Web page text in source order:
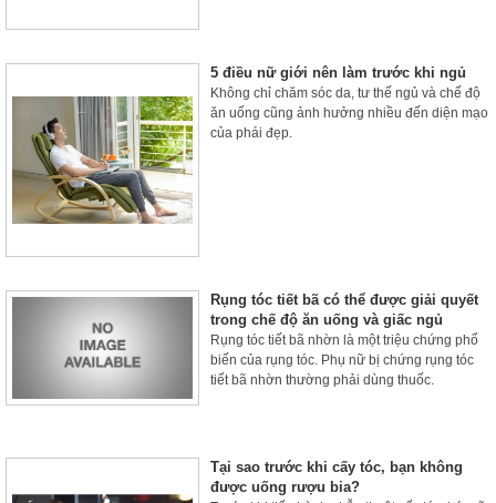
5 điều nữ giới nên làm trước khi ngủ
Không chỉ chăm sóc da, tư thế ngủ và chế độ
ăn uống cũng ảnh hưởng nhiều đến diện mạo
của phái đẹp.
Rụng tóc tiết bã có thể được giải quyết
trong chế độ ăn uống và giấc ngủ
Rụng tóc tiết bã nhờn là một triệu chứng phổ
biến của rụng tóc. Phụ nữ bị chứng rụng tóc
tiết bã nhờn thường phải dùng thuốc.
Tại sao trước khi cấy tóc, bạn không
được uống rượu bia?